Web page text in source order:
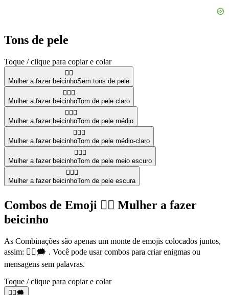
Tons de pele
Toque / clique para copiar e colar
🙎‍♀️
Mulher a fazer beicinhoSem tons de pele
🙎🏻‍♀️
Mulher a fazer beicinhoTom de pele claro
🙎🏽‍♀️
Mulher a fazer beicinhoTom de pele médio
🙎🏼‍♀️
Mulher a fazer beicinhoTom de pele médio-claro
🙎🏾‍♀️
Mulher a fazer beicinhoTom de pele meio escuro
🙎🏿‍♀️
Mulher a fazer beicinhoTom de pele escura
Combos de Emoji 🙎‍♀️ Mulher a fazer
beicinho
As Combinações são apenas um monte de emojis colocados juntos,
assim: 🙎‍♀️🗯️ . Você pode usar combos para criar enigmas ou
mensagens sem palavras.
Toque / clique para copiar e colar
🙎‍♀️🗯️